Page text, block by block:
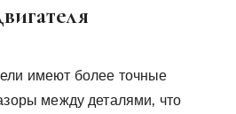
имеют более точные
между деталями‚ что